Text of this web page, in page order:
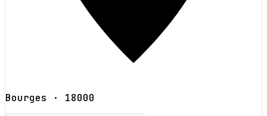
Bourges · 18000